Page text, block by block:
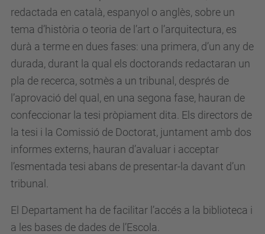
redactada en català, espanyol o anglès, sobre un
tema d’història o teoria de l’art o l’arquitectura, es
durà a terme en dues fases: una primera, d’un any de
durada, durant la qual els doctorands redactaran un
pla de recerca, sotmès a un tribunal, després de
l’aprovació del qual, en una segona fase, hauran de
confeccionar la tesi pròpiament dita. Els directors de
la tesi i la Comissió de Doctorat, juntament amb dos
informes externs, hauran d’avaluar i acceptar
l’esmentada tesi abans de presentar-la davant d’un
tribunal.
El Departament ha de facilitar l’accés a la biblioteca i
a les bases de dades de l’Escola.